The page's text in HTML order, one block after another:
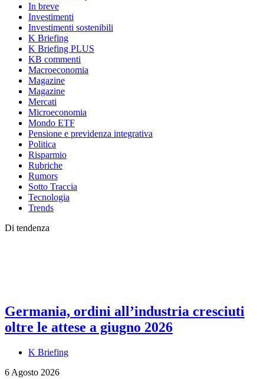
In breve
Investimenti
Investimenti sostenibili
K Briefing
K Briefing PLUS
KB commenti
Macroeconomia
Magazine
Magazine
Mercati
Microeconomia
Mondo ETF
Pensione e previdenza integrativa
Politica
Risparmio
Rubriche
Rumors
Sotto Traccia
Tecnologia
Trends
Di tendenza
Germania, ordini all’industria cresciuti
oltre le attese a giugno 2026
K Briefing
6 Agosto 2026